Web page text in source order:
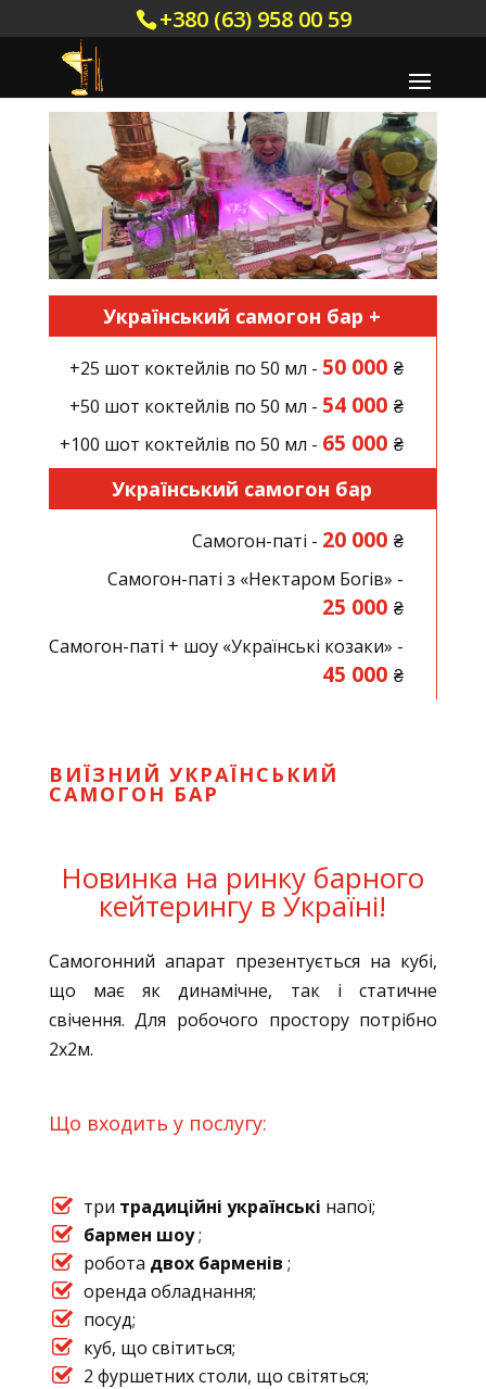
+380 (63) 958 00 59
Український самогон бар +
+25 шот коктейлів по 50 мл - 50 000 ₴
+50 шот коктейлів по 50 мл - 54 000 ₴
+100 шот коктейлів по 50 мл - 65 000 ₴
Український самогон бар
Самогон-паті - 20 000 ₴
Самогон-паті з «Нектаром Богів» -
25 000 ₴
Самогон-паті + шоу «Українські козаки» -
45 000 ₴
ВИЇЗНИЙ УКРАЇНСЬКИЙ
САМОГОН БАР
Новинка на ринку барного
кейтерингу в Україні!
Самогонний апарат презентується на кубі,
що має як динамічне, так і статичне
свічення. Для робочого простору потрібно
2х2м.
Що входить у послугу:
три традиційні українські напої;
бармен шоу;
робота двох барменів ;
оренда обладнання;
посуд;
куб, що світиться;
2 фуршетних столи, що світяться;